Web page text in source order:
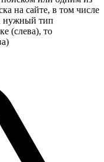
на сайте, в том числе
нужный тип
(слева), то